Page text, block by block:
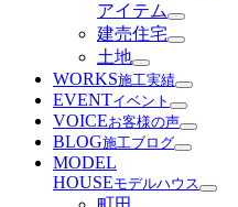
アイテム
建売住宅
土地
WORKS施工実績
EVENTイベント
VOICEお客様の声
BLOG施工ブログ
MODEL
HOUSEモデルハウス